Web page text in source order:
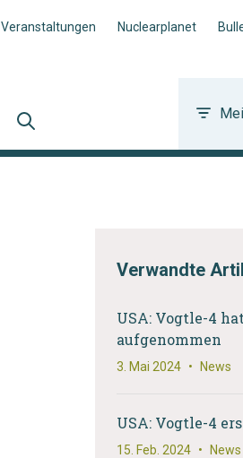
Veranstaltungen Nuclearplanet
Verwandte
USA: Vogtle-4
aufgenommen
3. Mai 2024 • News
USA: Vogtle-4
15. Feb. 2024 • News